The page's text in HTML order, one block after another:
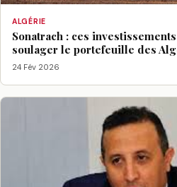
ALGÉRIE
Sonatrach : ces
soulager le portefeuille des
24 Fév 2026